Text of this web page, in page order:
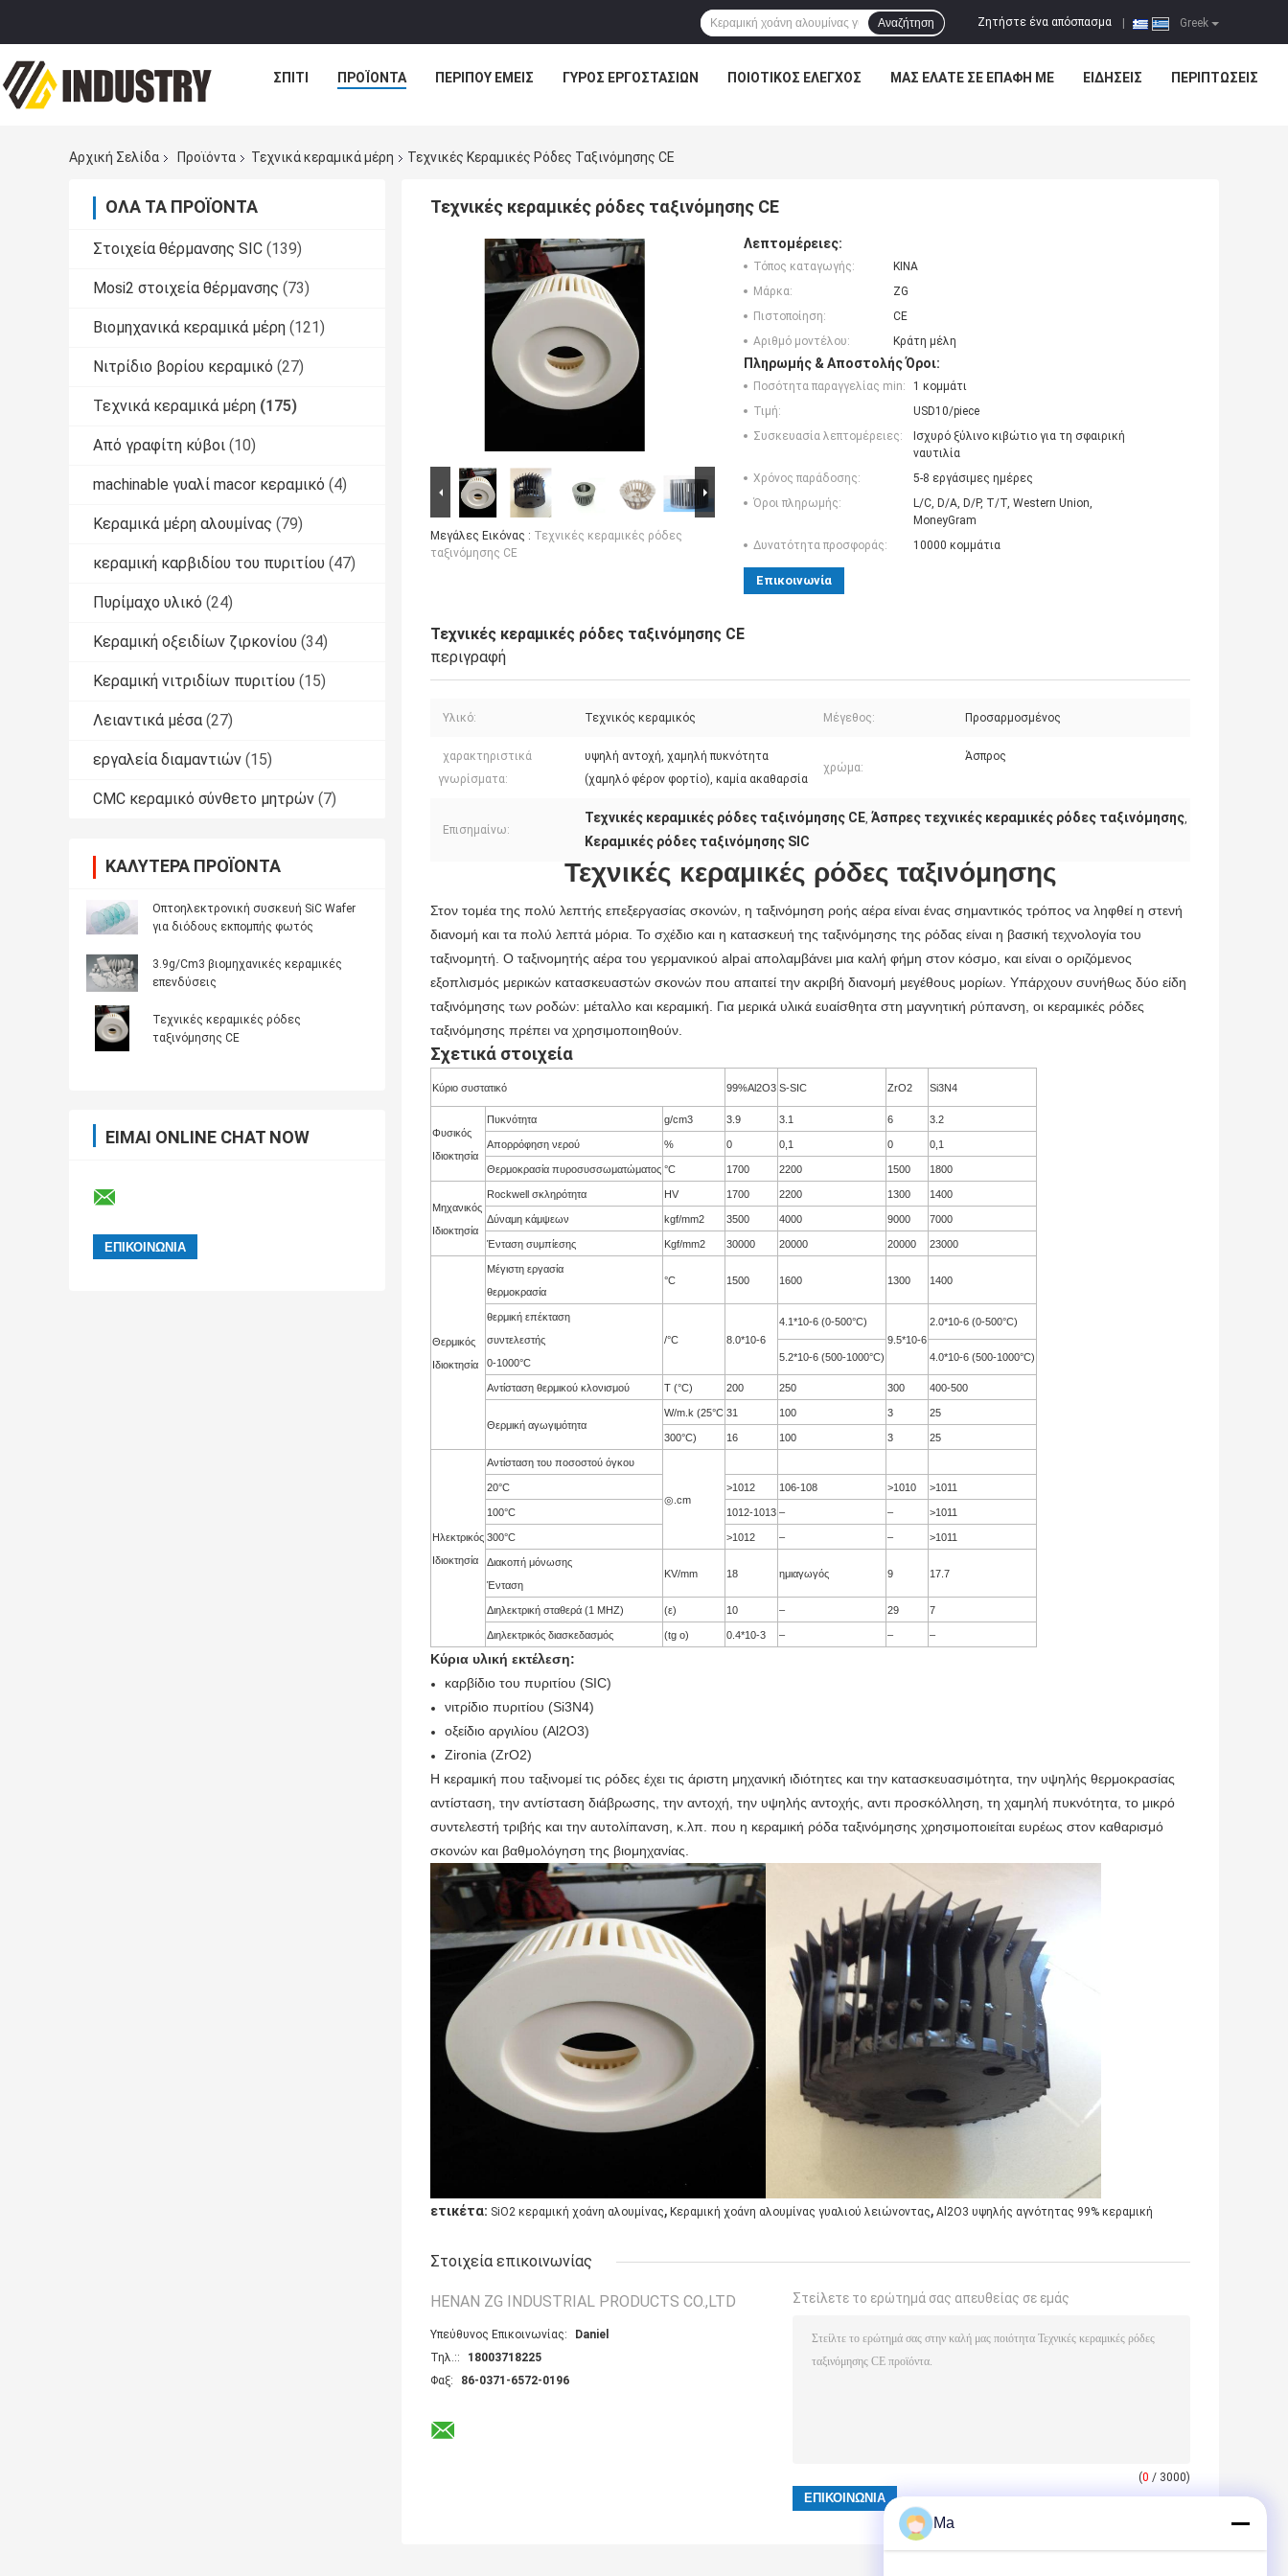
Greek
Ζητήστε ένα απόσπασμα
Αναζήτηση
ΣΠΊΤΙ ΠΡΟΪΌΝΤΑ ΠΕΡΊΠΟΥ ΕΜΕΊΣ ΓΎΡΟΣ ΕΡΓΟΣΤΑΣΊΩΝ ΠΟΙΟΤΙΚΌΣ ΈΛΕΓΧΟΣ ΜΑΣ ΕΛΆΤΕ ΣΕ ΕΠΑΦΉ ΜΕ ΕΙΔΉΣΕΙΣ ΠΕΡΙΠΤΏΣΕΙΣ
Αρχική Σελίδα Προϊόντα Τεχνικά κεραμικά μέρη Τεχνικές Κεραμικές Ρόδες Ταξινόμησης CE
ΌΛΑ ΤΑ ΠΡΟΪΌΝΤΑ
Στοιχεία θέρμανσης SIC (139)
Mosi2 στοιχεία θέρμανσης (73)
Βιομηχανικά κεραμικά μέρη (121)
Νιτρίδιο βορίου κεραμικό (27)
Τεχνικά κεραμικά μέρη (175)
Από γραφίτη κύβοι (10)
machinable γυαλί macor κεραμικό (4)
Κεραμικά μέρη αλουμίνας (79)
κεραμική καρβιδίου του πυριτίου (47)
Πυρίμαχο υλικό (24)
Κεραμική οξειδίων ζιρκονίου (34)
Κεραμική νιτριδίων πυριτίου (15)
Λειαντικά μέσα (27)
εργαλεία διαμαντιών (15)
CMC κεραμικό σύνθετο μητρών (7)
ΚΑΛΎΤΕΡΑ ΠΡΟΪΌΝΤΑ
Οπτοηλεκτρονική συσκευή SiC Wafer
για διόδους εκπομπής φωτός
3.9g/Cm3 βιομηχανικές κεραμικές
επενδύσεις
Τεχνικές κεραμικές ρόδες
ταξινόμησης CE
ΕΊΜΑΙ ONLINE CHAT NOW
Τεχνικές κεραμικές ρόδες ταξινόμησης CE
Μεγάλες Εικόνας : Τεχνικές κεραμικές ρόδες
ταξινόμησης CE
Λεπτομέρειες:
Τόπος καταγωγής:
ΚΙΝΑ
Μάρκα:
ZG
Πιστοποίηση:
CE
Αριθμό μοντέλου:
Κράτη μέλη
Πληρωμής & Αποστολής Όροι:
Ποσότητα παραγγελίας min:
1 κομμάτι
Τιμή:
USD10/piece
Συσκευασία λεπτομέρειες:
Ισχυρό ξύλινο κιβώτιο για τη σφαιρική
ναυτιλία
Χρόνος παράδοσης:
5-8 εργάσιμες ημέρες
Όροι πληρωμής:
L/C, D/A, D/P, T/T, Western Union,
MoneyGram
Δυνατότητα προσφοράς:
10000 κομμάτια
Επικοινωνία
Τεχνικές κεραμικές ρόδες ταξινόμησης CE
περιγραφή
Υλικό: Τεχνικός κεραμικός Μέγεθος: Προσαρμοσμένος
χαρακτηριστικά
γνωρίσματα:
υψηλή αντοχή, χαμηλή πυκνότητα
(χαμηλό φέρον φορτίο), καμία ακαθαρσία
χρώμα:
Άσπρος
Επισημαίνω:
Τεχνικές κεραμικές ρόδες ταξινόμησης CE, Άσπρες τεχνικές κεραμικές ρόδες ταξινόμησης,
Κεραμικές ρόδες ταξινόμησης SIC
Τεχνικές κεραμικές ρόδες ταξινόμησης
Στον τομέα της πολύ λεπτής επεξεργασίας σκονών, η ταξινόμηση ροής αέρα είναι ένας σημαντικός τρόπος να ληφθεί η στενή
διανομή και τα πολύ λεπτά μόρια. Το σχέδιο και η κατασκευή της ταξινόμησης της ρόδας είναι η βασική τεχνολογία του
ταξινομητή. Ο ταξινομητής αέρα του γερμανικού alpai απολαμβάνει μια καλή φήμη στον κόσμο, και είναι ο οριζόμενος
εξοπλισμός μερικών κατασκευαστών σκονών που απαιτεί την ακριβή διανομή μεγέθους μορίων. Υπάρχουν συνήθως δύο είδη
ταξινόμησης των ροδών: μέταλλο και κεραμική. Για μερικά υλικά ευαίσθητα στη μαγνητική ρύπανση, οι κεραμικές ρόδες
ταξινόμησης πρέπει να χρησιμοποιηθούν.
Σχετικά στοιχεία
Κύριο συστατικό 99%Al2O3 S-SIC ZrO2 Si3N4
Φυσικός
Ιδιοκτησία
Πυκνότητα g/cm3 3.9 3.1 6 3.2
Απορρόφηση νερού % 0 0,1 0 0,1
Θερμοκρασία πυροσυσσωματώματος °C 1700 2200 1500 1800
Μηχανικός
Ιδιοκτησία
Rockwell σκληρότητα HV 1700 2200 1300 1400
Δύναμη κάμψεων kgf/mm2 3500 4000 9000 7000
Ένταση συμπίεσης Kgf/mm2 30000 20000 20000 23000
Θερμικός
Ιδιοκτησία
Μέγιστη εργασία
θερμοκρασία
°C 1500 1600 1300 1400
θερμική επέκταση
συντελεστής
0-1000°C
/°C 8.0*10-6
4.1*10-6 (0-500°C)
9.5*10-6
2.0*10-6 (0-500°C)
5.2*10-6 (500-1000°C) 4.0*10-6 (500-1000°C)
Αντίσταση θερμικού κλονισμού Τ (°C) 200 250 300 400-500
Θερμική αγωγιμότητα
W/m.k (25°C 31 100 3 25
300°C) 16 100 3 25
Ηλεκτρικός
Ιδιοκτησία
Αντίσταση του ποσοστού όγκου
◎.cm
20°C >1012 106-108 >1010 >1011
100°C 1012-1013 – – >1011
300°C >1012 – – >1011
Διακοπή μόνωσης
Ένταση
KV/mm 18 ημιαγωγός 9 17.7
Διηλεκτρική σταθερά (1 MHZ) (ε) 10 – 29 7
Διηλεκτρικός διασκεδασμός (tg ο) 0.4*10-3 – – –
Κύρια υλική εκτέλεση:
καρβίδιο του πυριτίου (SIC)
νιτρίδιο πυριτίου (Si3N4)
οξείδιο αργιλίου (Al2O3)
Zironia (ZrO2)
Η κεραμική που ταξινομεί τις ρόδες έχει τις άριστη μηχανική ιδιότητες και την κατασκευασιμότητα, την υψηλής θερμοκρασίας
αντίσταση, την αντίσταση διάβρωσης, την αντοχή, την υψηλής αντοχής, αντι προσκόλληση, τη χαμηλή πυκνότητα, το μικρό
συντελεστή τριβής και την αυτολίπανση, κ.λπ. που η κεραμική ρόδα ταξινόμησης χρησιμοποιείται ευρέως στον καθαρισμό
σκονών και βαθμολόγηση της βιομηχανίας.
ετικέτα: SiO2 κεραμική χοάνη αλουμίνας, Κεραμική χοάνη αλουμίνας γυαλιού λειώνοντας, Al2O3 υψηλής αγνότητας 99% κεραμική
Στοιχεία επικοινωνίας
HENAN ZG INDUSTRIAL PRODUCTS CO.,LTD
Υπεύθυνος Επικοινωνίας:
Daniel
Τηλ.::
18003718225
Φαξ:
86-0371-6572-0196
Στείλετε το ερώτημά σας απευθείας σε εμάς
(0 / 3000)
Ma